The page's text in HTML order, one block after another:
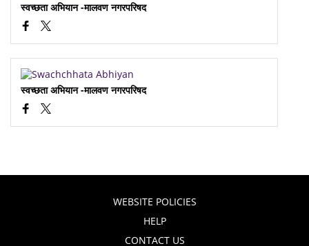
स्वच्छता अभियान -मालवण नगरपरिषद
स्वच्छता अभियान -मालवण नगरपरिषद
WEBSITE POLICIES
HELP
CONTACT US